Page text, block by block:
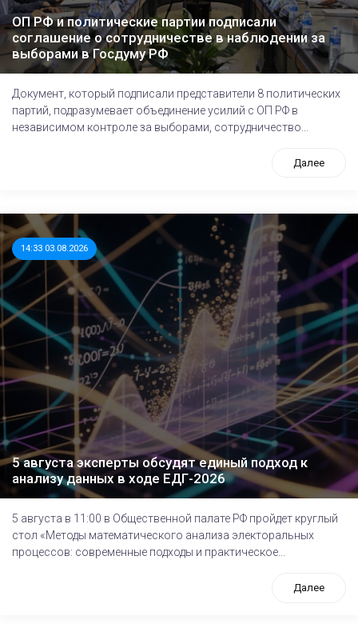
ОП РФ и политические партии подписали
соглашение о сотрудничестве в наблюдении за
выборами в Госдуму РФ
Документ, который подписали представители 8 политических
партий, подразумевает объединение усилий с ОП РФ в
независимом контроле за выборами, сотрудничество...
Далее
14:33 03.08.2026
5 августа эксперты обсудят единый подход к
анализу данных в ходе ЕДГ-2026
5 августа в 11:00 в Общественной палате РФ пройдет круглый
стол «Методы математического анализа электоральных
процессов: современные подходы и практическое...
Далее